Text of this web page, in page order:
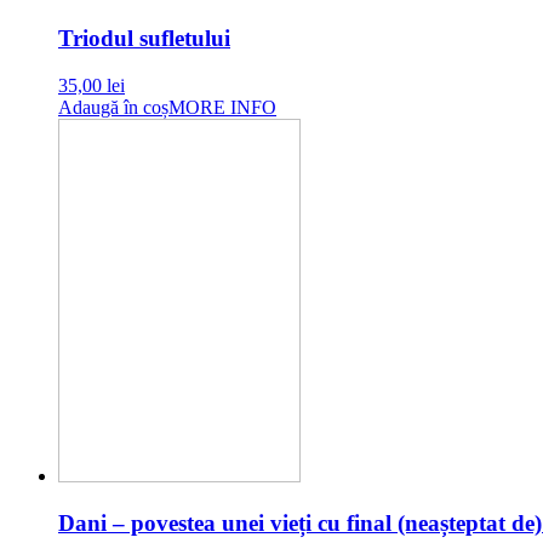
Triodul sufletului
35,00 lei
Adaugă în coșMORE INFO
Dani – povestea unei vieți cu final (neașteptat